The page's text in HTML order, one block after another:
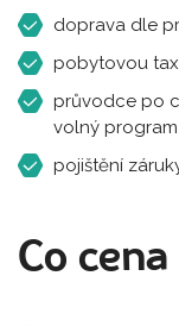
doprava dle
pobytovou
průvodce po
volný
pojištění
Co